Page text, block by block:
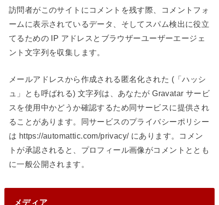
訪問者がこのサイトにコメントを残す際、コメントフォ
ームに表示されているデータ、そしてスパム検出に役立
てるための IP アドレスとブラウザーユーザーエージェ
ント文字列を収集します。
メールアドレスから作成される匿名化された (「ハッシ
ュ」とも呼ばれる) 文字列は、あなたが Gravatar サービ
スを使用中かどうか確認するため同サービスに提供され
ることがあります。同サービスのプライバシーポリシー
は https://automattic.com/privacy/ にあります。コメン
トが承認されると、プロフィール画像がコメントととも
に一般公開されます。
メディア